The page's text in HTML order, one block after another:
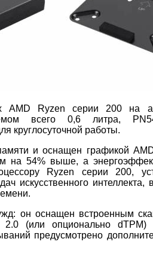
AMD Ryzen серии 200 на
всего 0,6 литра,
круглосуточной работы.
и оснащен графикой
на 54% выше, а
Ryzen серии 200,
искусственного интеллекта,
он оснащен встроенным
(или опционально dTPM)
предусмотрено